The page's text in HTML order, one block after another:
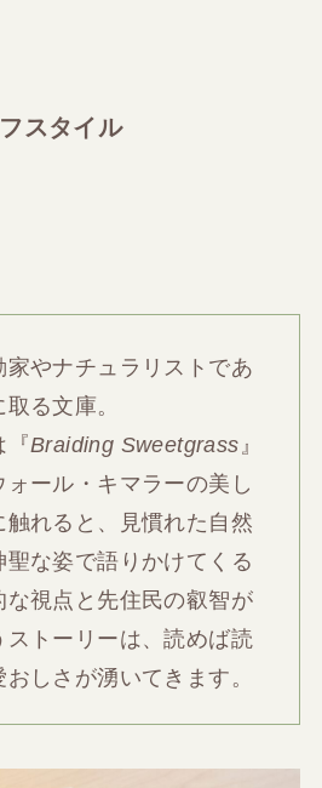
スタイル
やナチュラリストであ
る文庫。
『Braiding Sweetgrass』
ール・キマラーの美し
触れると、見慣れた自然
な姿で語りかけてくる
な視点と先住民の叡智が
トーリーは、読めば読
しさが湧いてきます。